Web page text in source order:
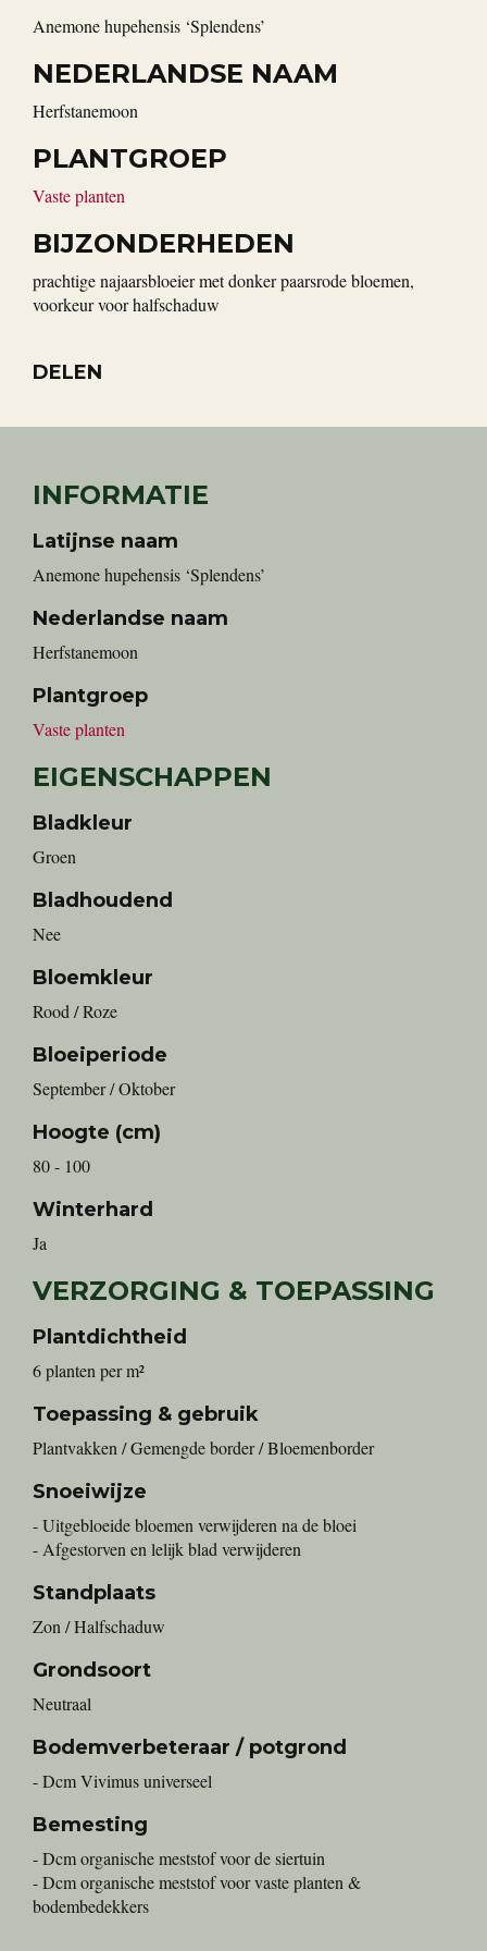
Anemone hupehensis ‘Splendens’
NEDERLANDSE NAAM
herfstanemoon
PLANTGROEP
Vaste planten
BIJZONDERHEDEN
prachtige najaarsbloeier met donker paarsrode bloemen,
voorkeur voor halfschaduw
DELEN
INFORMATIE
Latijnse naam
Anemone hupehensis ‘Splendens’
Nederlandse naam
herfstanemoon
Plantgroep
Vaste planten
EIGENSCHAPPEN
Bladkleur
Groen
Bladhoudend
Nee
Bloemkleur
Rood / Roze
Bloeiperiode
September / Oktober
Hoogte (cm)
80 - 100
Winterhard
Ja
VERZORGING & TOEPASSING
Plantdichtheid
6 planten per m²
Toepassing & gebruik
Plantvakken / Gemengde border / Bloemenborder
Snoeiwijze
- Uitgebloeide bloemen verwijderen na de bloei
- Afgestorven en lelijk blad verwijderen
Standplaats
Zon / Halfschaduw
Grondsoort
Neutraal
Bodemverbeteraar / potgrond
- Dcm Vivimus universeel
Bemesting
- Dcm organische meststof voor de siertuin
- Dcm organische meststof voor vaste planten &
bodembedekkers